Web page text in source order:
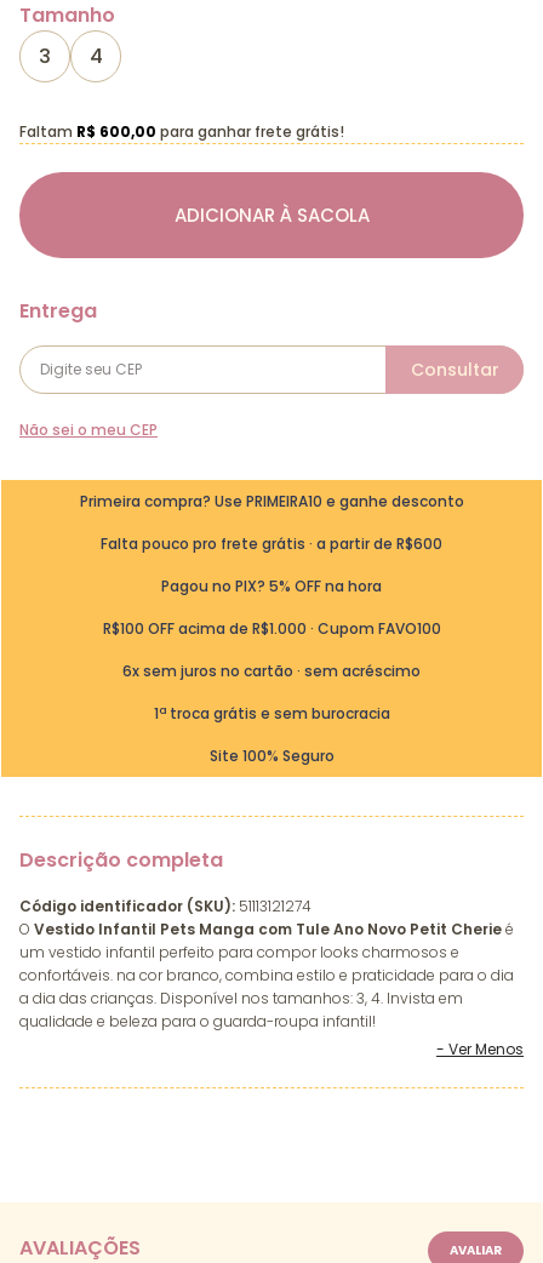
Tamanho
3
4
ADICIONAR À SACOLA
Faltam R$ 600,00 para ganhar frete grátis!
Não sei o meu CEP
Primeira compra? Use PRIMEIRA10 e ganhe desconto
Falta pouco pro frete grátis · a partir de R$600
Pagou no PIX? 5% OFF na hora
R$100 OFF acima de R$1.000 · Cupom FAVO100
6x sem juros no cartão · sem acréscimo
1ª troca grátis e sem burocracia
Site 100% Seguro
Descrição completa
Código identificador (SKU): 51113121274
O Vestido Infantil Pets Manga com Tule Ano Novo Petit Cherieé
um vestido infantil perfeito para compor looks charmosos e
confortáveis. na cor branco, combina estilo e praticidade para o dia
a dia das crianças. Disponível nos tamanhos: 3, 4. Invista em
qualidade e beleza para o guarda-roupa infantil!
AVALIAÇÕES